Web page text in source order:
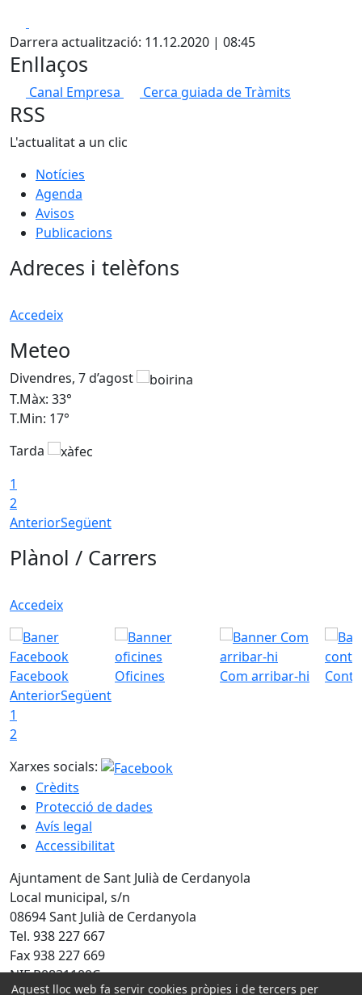
Darrera actualització: 11.12.2020 | 08:45
Enllaços
Canal Empresa Cerca guiada de Tràmits
RSS
L'actualitat a un clic
Notícies
Agenda
Avisos
Publicacions
Adreces i telèfons
Accedeix
Meteo
Divendres, 7 d’agost
T.Màx: 33°
T.Min: 17°
Tarda
1
2
AnteriorSegüent
Plànol / Carrers
Accedeix
Facebook Oficines Com arribar-hi
AnteriorSegüent
1
2
Xarxes socials:
Crèdits
Protecció de dades
Avís legal
Accessibilitat
Ajuntament de Sant Julià de Cerdanyola
Local municipal, s/n
08694 Sant Julià de Cerdanyola
Tel. 938 227 667
Fax 938 227 669
NIF P0831100C
Aquest lloc web fa servir cookies pròpies i de tercers per